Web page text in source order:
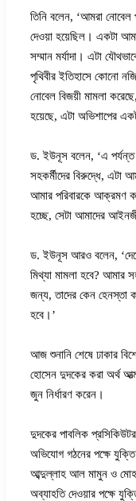
তিনি বলেন, ‘আমরা
দেওয়া হয়েছিল। একটা
সম্মান মর্যাদা। এটা
পৃথিবীর ইতিহাসে কোনো
নোবেল বিজয়ী মামলা
হয়েছে, এটা অভিশাপের
ড. ইউনূস বলেন, ‘এ
সহকর্মীদের বিরুদ্ধে, এটা
আমার পরিবারকে আক্রমণ
হচ্ছে, সেটা আমাদের
ড. ইউনূস আরও বলেন,
মিথ্যা মামলা হবে? আমার
জন্য, তাদের কেন হেনস্তা
হবে।’
আজ শুনানি শেষে ঢাকার
হোসেন দুদকের করা অর্থ
জুন নির্ধারণ করেন।
দুদকের পাবলিক
অভিযোগ গঠনের পক্ষে
আব্দুল্লাহ আল মামুন ও
অব্যাহতি দেওয়ার পক্ষে